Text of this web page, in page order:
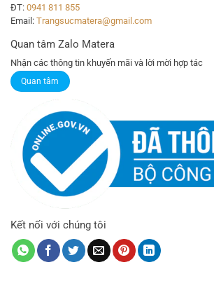
ĐT: 0941 811 855
Email: Trangsucmatera@gmail.com
Quan tâm Zalo Matera
Nhận các thông tin khuyến mãi và lời mời hợp tác
Quan tâm
Kết nối với chúng tôi